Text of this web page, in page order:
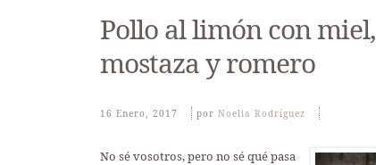
Pollo al limón con miel,
mostaza y romero
16 Enero, 2017 Por Noelia Rodríguez
No sé vosotros, pero no sé qué pasa